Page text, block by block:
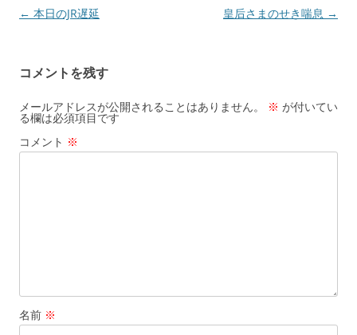
投
ビ
ゲ
ー
シ
← 本日のJR遅延 皇后さまのせき喘息 →
コメントを残す
メールアドレスが公開されることはありません。 ※ が付いてい
る欄は必須項目です
コメント ※
名前 ※